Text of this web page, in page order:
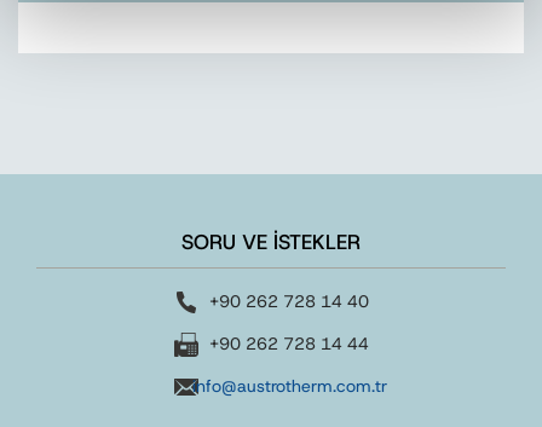
SORU VE İSTEKLER
+90 262 728 14 40
+90 262 728 14 44
info@austrotherm.com.tr